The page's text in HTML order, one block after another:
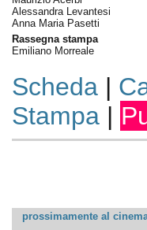
Alessandra Levantesi
Anna Maria Pasetti
Rassegna stampa
Emiliano Morreale
Scheda|
Stampa|
prossimamente al